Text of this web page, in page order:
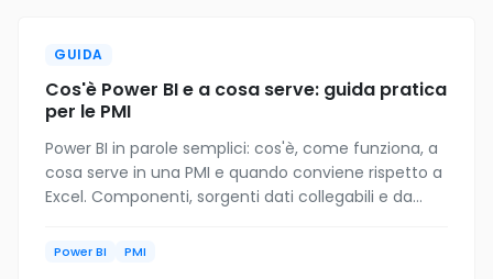
GUIDA
Cos'è Power BI e a cosa serve: guida pratica
per le PMI
Power BI in parole semplici: cos'è, come funziona, a
cosa serve in una PMI e quando conviene rispetto a
Excel. Componenti, sorgenti dati collegabili e da
Power BI PMI